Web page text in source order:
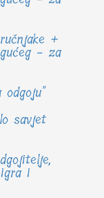
+
- za
odgoju"
savjet
i